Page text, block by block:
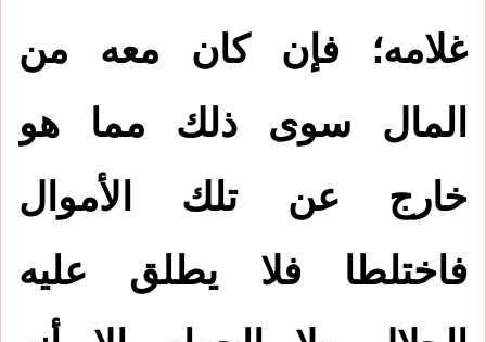
غلامه؛ فإن كان معه من
المال سوى ذلك مما هو
خارج عن تلك الأموال
فاختلطا فلا يطلق عليه